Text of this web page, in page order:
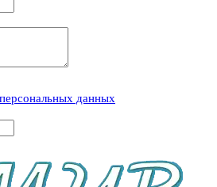
данных